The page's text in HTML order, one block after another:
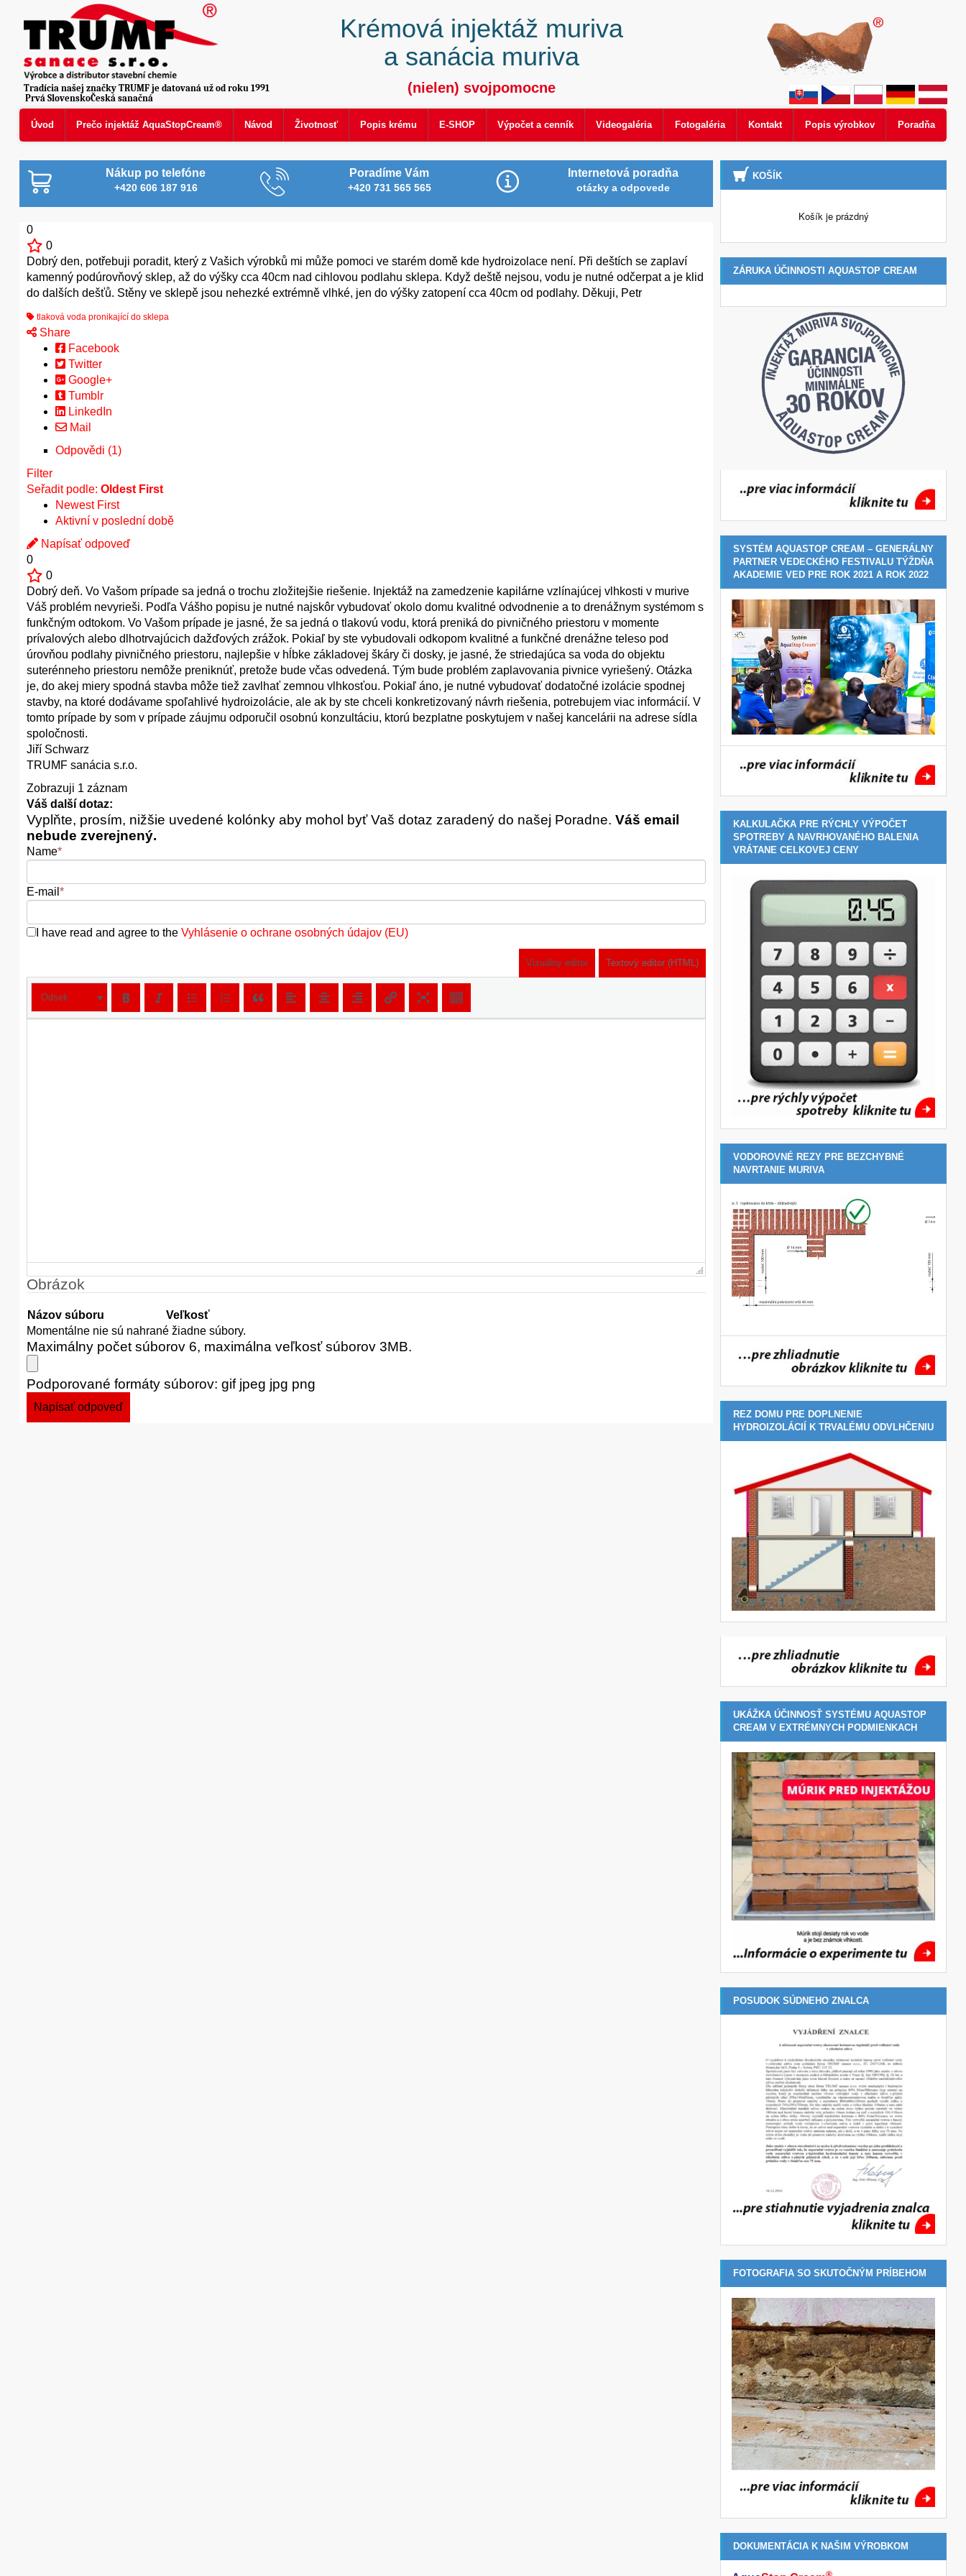
Úvod Prečo injektáž AquaStopCream® Návod Životnosť Popis krému E-SHOP Výpočet a cenník Videogaléria Fotogaléria Kontakt Popis výrobkov Poradňa
Prvá SlovenskoČeská sanačná
Krémová injektáž muriva
a sanácia muriva
(nielen) svojpomocne
Tradícia našej značky TRUMF je datovaná už od roku 1991
Nákup po telefóne
+420 606 187 916
Poradíme Vám
+420 731 565 565
Internetová poradňa
otázky a odpovede
0
0
Dobrý den, potřebuji poradit, který z Vašich výrobků mi může pomoci ve starém domě kde hydroizolace není. Při deštích se zaplaví
kamenný podúrovňový sklep, až do výšky cca 40cm nad cihlovou podlahu sklepa. Když deště nejsou, vodu je nutné odčerpat a je klid
do dalších dešťů. Stěny ve sklepě jsou nehezké extrémně vlhké, jen do výšky zatopení cca 40cm od podlahy. Děkuji, Petr
tlaková voda pronikající do sklepa
Share
Facebook
Twitter
Google+
Tumblr
LinkedIn
Mail
Odpovědi (1)
Filter
Seřadit podle: Oldest First
Newest First
Aktivní v poslední době
Napísať odpoveď
0
0
Dobrý deň. Vo Vašom prípade sa jedná o trochu zložitejšie riešenie. Injektáž na zamedzenie kapilárne vzlínajúcej vlhkosti v murive
Váš problém nevyrieši. Podľa Vášho popisu je nutné najskôr vybudovať okolo domu kvalitné odvodnenie a to drenážnym systémom s
funkčným odtokom. Vo Vašom prípade je jasné, že sa jedná o tlakovú vodu, ktorá preniká do pivničného priestoru v momente
prívalových alebo dlhotrvajúcich dažďových zrážok. Pokiaľ by ste vybudovali odkopom kvalitné a funkčné drenážne teleso pod
úrovňou podlahy pivničného priestoru, najlepšie v hĺbke základovej škáry či dosky, je jasné, že striedajúca sa voda do objektu
suterénneho priestoru nemôže preniknúť, pretože bude včas odvedená. Tým bude problém zaplavovania pivnice vyriešený. Otázka
je, do akej miery spodná stavba môže tiež zavlhať zemnou vlhkosťou. Pokiaľ áno, je nutné vybudovať dodatočné izolácie spodnej
stavby, na ktoré dodávame spoľahlivé hydroizolácie, ale ak by ste chceli konkretizovaný návrh riešenia, potrebujem viac informácií. V
tomto prípade by som v prípade záujmu odporučil osobnú konzultáciu, ktorú bezplatne poskytujem v našej kancelárii na adrese sídla
spoločnosti.
Jiří Schwarz
TRUMF sanácia s.r.o.
Zobrazuji 1 záznam
Váš další dotaz:
Vyplňte, prosím, nižšie uvedené kolónky aby mohol byť Vaš dotaz zaradený do našej Poradne. Váš email
nebude zverejnený.
Name*
E-mail *
I have read and agree to the Vyhlásenie o ochrane osobných údajov (EU)
Vizuálny editor Textový editor (HTML)
Odsek
Obrázok
Názov súboru
Veľkosť
Momentálne nie sú nahrané žiadne súbory.
Maximálny počet súborov 6, maximálna veľkosť súborov 3MB.
Podporované formáty súborov: gif jpeg jpg png
KOŠÍK
Košík je prázdný
ZÁRUKA ÚČINNOSTI AQUASTOP CREAM
SYSTÉM AQUASTOP CREAM – GENERÁLNY
PARTNER VEDECKÉHO FESTIVALU TÝŽDŇA
AKADEMIE VED PRE ROK 2021 A ROK 2022
KALKULAČKA PRE RÝCHLY VÝPOČET
SPOTREBY A NAVRHOVANÉHO BALENIA
VRÁTANE CELKOVEJ CENY
VODOROVNÉ REZY PRE BEZCHYBNÉ
NAVRTANIE MURIVA
REZ DOMU PRE DOPLNENIE
HYDROIZOLÁCIÍ K TRVALÉMU ODVLHČENIU
UKÁŽKA ÚČINNOSŤ SYSTÉMU AQUASTOP
CREAM V EXTRÉMNYCH PODMIENKACH
POSUDOK SÚDNEHO ZNALCA
FOTOGRAFIA SO SKUTOČNÝM PRÍBEHOM
DOKUMENTÁCIA K NAŠIM VÝROBKOM